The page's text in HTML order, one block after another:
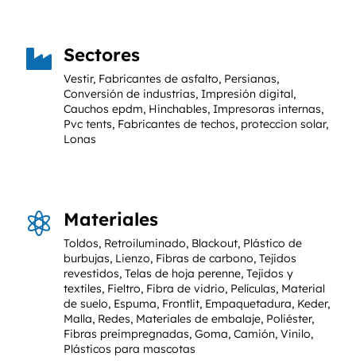
 Sectores
Vestir, Fabricantes de asfalto, Persianas,
Conversión de industrias, Impresión digital,
Cauchos epdm, Hinchables, Impresoras internas,
Pvc tents, Fabricantes de techos, proteccion solar,
Lonas
 Materiales
Toldos, Retroiluminado, Blackout, Plástico de
burbujas, Lienzo, Fibras de carbono, Tejidos
revestidos, Telas de hoja perenne, Tejidos y
textiles, Fieltro, Fibra de vidrio, Películas, Material
de suelo, Espuma, Frontlit, Empaquetadura, Keder,
Malla, Redes, Materiales de embalaje, Poliéster,
Fibras preimpregnadas, Goma, Camión, Vinilo,
Plásticos para mascotas